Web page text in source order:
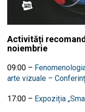
Activități
noiembrie
09:00 –
arte vizuale –
17:00 – Expoziția